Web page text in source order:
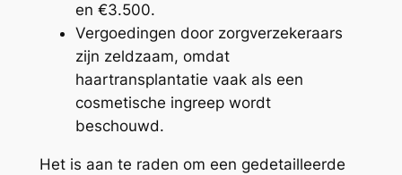
en €3.500.
Vergoedingen door zorgverzekeraars
zijn zeldzaam, omdat
haartransplantatie vaak als een
cosmetische ingreep wordt
beschouwd.
Het is aan te raden om een gedetailleerde